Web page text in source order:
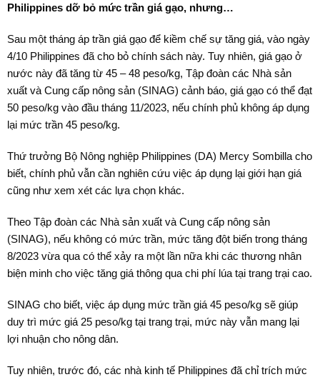
Philippines dỡ bỏ mức trần giá gạo, nhưng…
Sau một tháng áp trần giá gạo để kiềm chế sự tăng giá, vào ngày
4/10 Philippines đã cho bỏ chính sách này. Tuy nhiên, giá gạo ở
nước này đã tăng từ 45 – 48 peso/kg, Tập đoàn các Nhà sản
xuất và Cung cấp nông sản (SINAG) cảnh báo, giá gạo có thể đạt
50 peso/kg vào đầu tháng 11/2023, nếu chính phủ không áp dụng
lại mức trần 45 peso/kg.
Thứ trưởng Bộ Nông nghiệp Philippines (DA) Mercy Sombilla cho
biết, chính phủ vẫn cần nghiên cứu việc áp dụng lại giới hạn giá
cũng như xem xét các lựa chọn khác.
Theo Tập đoàn các Nhà sản xuất và Cung cấp nông sản
(SINAG), nếu không có mức trần, mức tăng đột biến trong tháng
8/2023 vừa qua có thể xảy ra một lần nữa khi các thương nhân
biện minh cho việc tăng giá thông qua chi phí lúa tại trang trại cao.
SINAG cho biết, việc áp dụng mức trần giá 45 peso/kg sẽ giúp
duy trì mức giá 25 peso/kg tại trang trại, mức này vẫn mang lại
lợi nhuận cho nông dân.
Tuy nhiên, trước đó, các nhà kinh tế Philippines đã chỉ trích mức